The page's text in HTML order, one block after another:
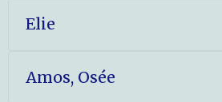
Elie
Amos, Osée